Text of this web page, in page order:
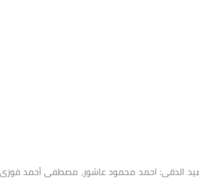
الدقى: احمد محمود عاشور، مصطفى أحمد